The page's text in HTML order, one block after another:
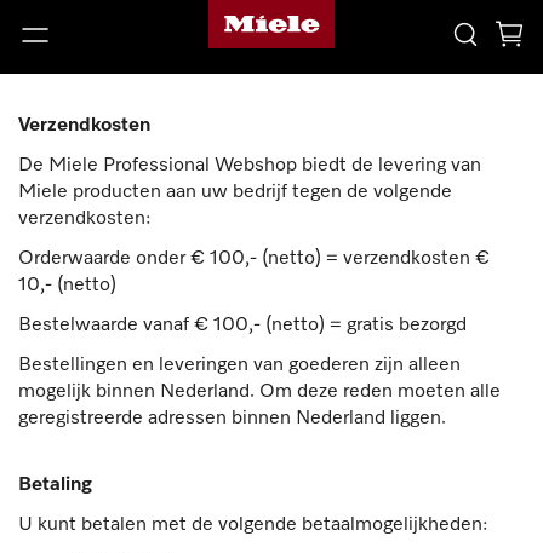
Verzendkosten
De Miele Professional Webshop biedt de levering van
Miele producten aan uw bedrijf tegen de volgende
verzendkosten:
Orderwaarde onder € 100,- (netto) = verzendkosten €
10,- (netto)
Bestelwaarde vanaf € 100,- (netto) = gratis bezorgd
Bestellingen en leveringen van goederen zijn alleen
mogelijk binnen Nederland. Om deze reden moeten alle
geregistreerde adressen binnen Nederland liggen.
Betaling
U kunt betalen met de volgende betaalmogelijkheden: